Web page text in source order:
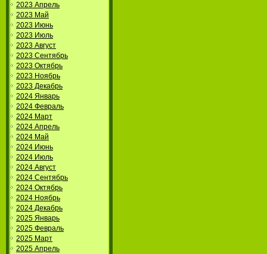
2023 Апрель
2023 Май
2023 Июнь
2023 Июль
2023 Август
2023 Сентябрь
2023 Октябрь
2023 Ноябрь
2023 Декабрь
2024 Январь
2024 Февраль
2024 Март
2024 Апрель
2024 Май
2024 Июнь
2024 Июль
2024 Август
2024 Сентябрь
2024 Октябрь
2024 Ноябрь
2024 Декабрь
2025 Январь
2025 Февраль
2025 Март
2025 Апрель